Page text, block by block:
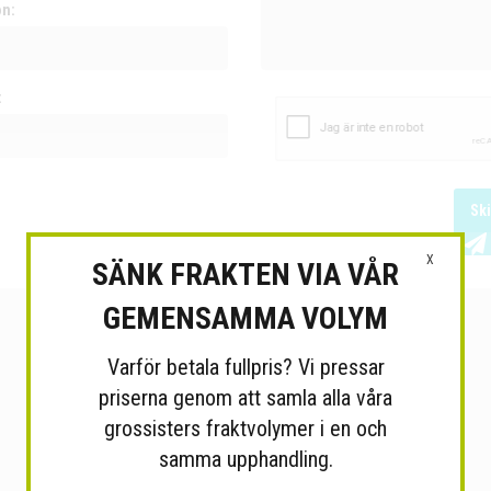
X
SÄNK FRAKTEN VIA VÅR
GEMENSAMMA VOLYM
Varför betala fullpris? Vi pressar
priserna genom att samla alla våra
grossisters fraktvolymer i en och
samma upphandling.